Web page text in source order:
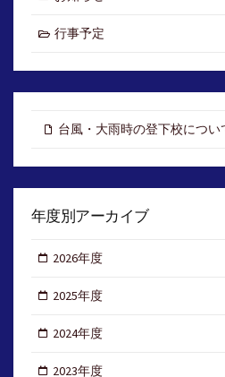
行事予定
台風・大雨時の登下校につい
年度別アーカイブ
2026年度
2025年度
2024年度
2023年度